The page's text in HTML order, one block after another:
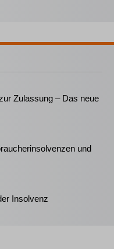
Zulassung – Das neue
und
Insolvenz